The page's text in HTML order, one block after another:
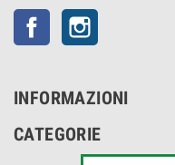
Facebook
INFORMAZIONI
CATEGORIE